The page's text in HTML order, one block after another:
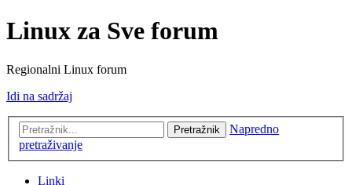
Linux za Sve forum
Regionalni Linux forum
Idi na sadržaj
Pretražnik
Napredno
pretraživanje
Linki